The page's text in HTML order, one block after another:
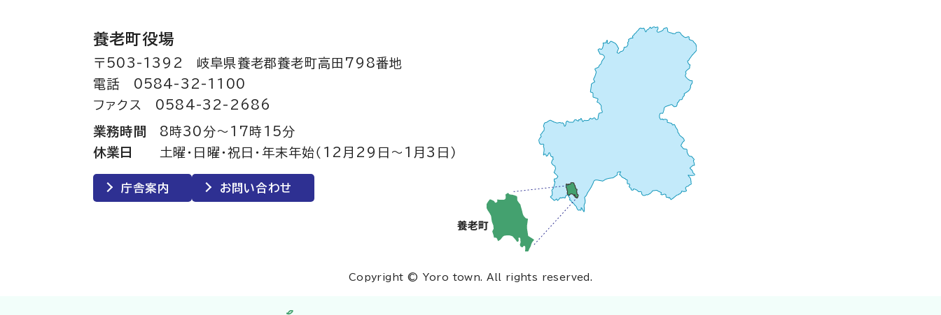
養老町役場
〒503-1392 岐阜県養老郡養老町高田798番地
電話 0584-32-1100
ファクス 0584-32-2686
業務時間
8時30分～17時15分
休業日
土曜・日曜・祝日・年末年始（12月29日～1月3日）
庁舎案内 お問い合わせ
Copyright © Yoro town. All rights reserved.